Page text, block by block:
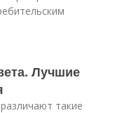
Лучшие
такие